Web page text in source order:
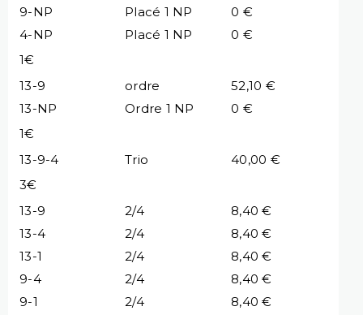
9-NP Placé 1 NP
0 €
4-NP
Placé 1 NP
0 €
1€
13-9
ordre
52,10 €
13-NP
Ordre 1 NP
0 €
1€
13-9-4
Trio
40,00 €
3€
13-9
2/4
8,40 €
13-4
2/4
8,40 €
13-1
2/4
8,40 €
9-4
2/4
8,40 €
9-1
2/4
8,40 €